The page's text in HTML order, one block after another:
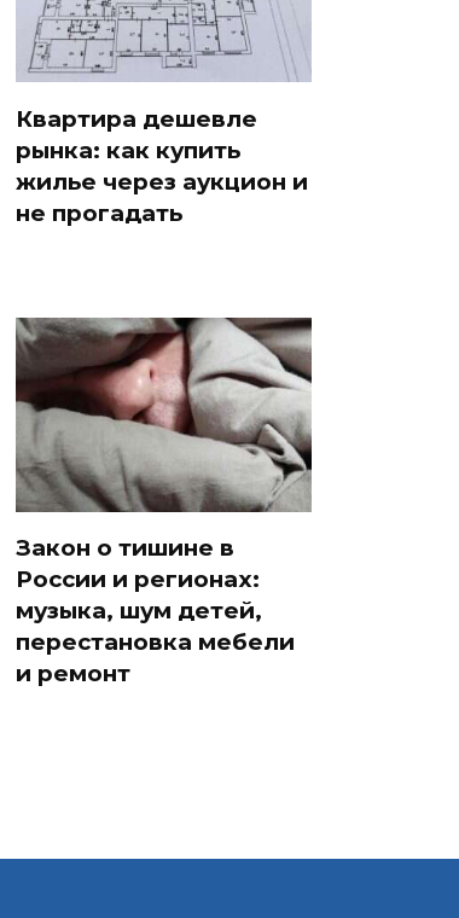
Квартира дешевле
рынка: как купить
жилье через аукцион и
не прогадать
Закон о тишине в
России и регионах:
музыка, шум детей,
перестановка мебели
и ремонт